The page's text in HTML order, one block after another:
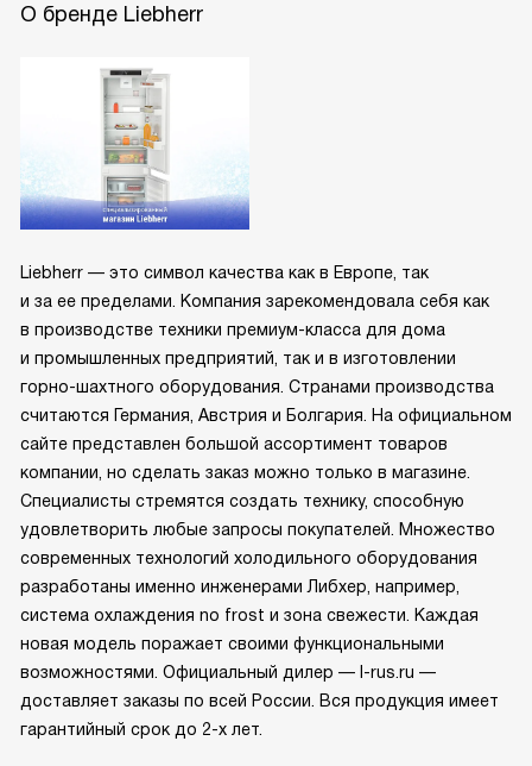
О бренде Liebherr
Liebherr — это символ качества как в Европе, так
и за ее пределами. Компания зарекомендовала себя как
в производстве техники премиум-класса для дома
и промышленных предприятий, так и в изготовлении
горно-шахтного оборудования. Странами производства
считаются Германия, Австрия и Болгария. На официальном
сайте представлен большой ассортимент товаров
компании, но сделать заказ можно только в магазине.
Специалисты стремятся создать технику, способную
удовлетворить любые запросы покупателей. Множество
современных технологий холодильного оборудования
разработаны именно инженерами Либхер, например,
система охлаждения no frost и зона свежести. Каждая
новая модель поражает своими функциональными
возможностями. Официальный дилер — l-rus.ru —
доставляет заказы по всей России. Вся продукция имеет
гарантийный срок до 2-х лет.